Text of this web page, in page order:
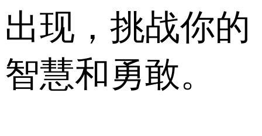
出现，挑战你的
智慧和勇敢。